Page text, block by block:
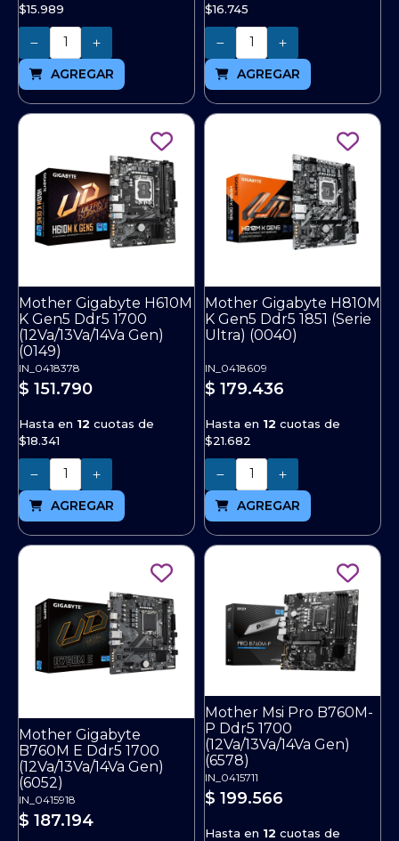
$15.989
Cantidad
AGREGAR
$16.745
Cantidad
AGREGAR
Mother Gigabyte H610M
K Gen5 Ddr5 1700
(12Va/13Va/14Va Gen)
(0149)
IN_0418378
$ 151.790
Hasta en 12 cuotas de
$18.341
Cantidad
AGREGAR
Mother Gigabyte H810M
K Gen5 Ddr5 1851 (Serie
Ultra) (0040)
IN_0418609
$ 179.436
Hasta en 12 cuotas de
$21.682
Cantidad
AGREGAR
Mother Gigabyte
B760M E Ddr5 1700
(12Va/13Va/14Va Gen)
(6052)
IN_0415918
$ 187.194
Mother Msi Pro B760M-
P Ddr5 1700
(12Va/13Va/14Va Gen)
(6578)
IN_0415711
$ 199.566
Hasta en 12 cuotas de